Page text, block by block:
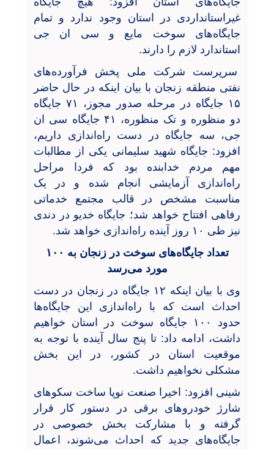
غیراستانداردی در استان وجود ندارد و تمام
جایگاه‌های سوخت مایع و سی ان جی
استاندارد لازم را دارند.
سرپرست شرکت ملی پخش فرآورده‌های
نفتی منطقه زنجان با بیان اینکه در حال حاضر
۱۵ جایگاه در مرحله صدور مجوز، ۷۱ جایگاه
دو منظوره و تک منظوره، ۴۱ جایگاه سی ان
جی، سه جایگاه در دست راه‌اندازی داریم،
افزود: جایگاه شهید سلیمانی یکی از مطالبات
مهم مردم خدابنده بود که فردا مراحل
راه‌اندازی آزمایشی انجام شده و در یک
مناسبت مشخص در قالب مجتمع خدماتی
رفاهی افتتاح خواهد شد؛ جایگاه خدیو در دندی
نیز طی ۱۰ روز آینده راه‌اندازی خواهد شد.
تعداد جایگاه‌های سوخت در زنجان به ۱۰۰
مورد می‌رسد
وی با بیان اینکه ۱۲ جایگاه در زنجان در دست
احداث است که با راه‌اندازی این جایگاه‌ها
حدود ۱۰۰ جایگاه سوخت در استان خواهیم
داشت، ادامه داد: تا پنج سال آینده با توجه به
موقعیت استان در کشور، در این بخش
مشکلی نخواهیم داشت.
شینی افزود: اخیرا صنعت نوپا ساخت سکو‌های
شارژ خودروهای برقی در دستور کار قرار
گرفته و با مشارکت بخش خصوصی در
جایگاه‌های جدید که احداث می‌شوند، اعمال